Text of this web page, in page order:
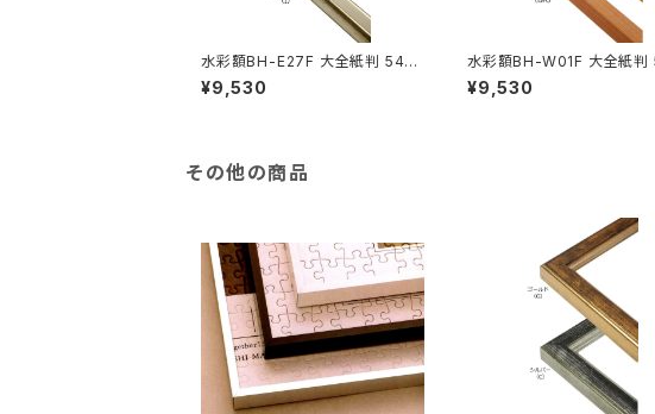
水彩額BH-E27F 大全紙判 544
×726ミリ
¥9,530
水彩額BH-W01F 大全紙
×726ミリ
¥9,530
その他の商品